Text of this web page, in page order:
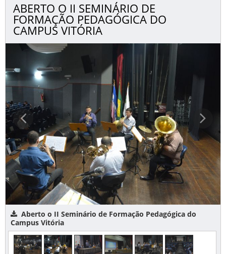
ABERTO O II SEMINÁRIO DE
FORMAÇÃO PEDAGÓGICA DO
CAMPUS VITÓRIA
Aberto o II Seminário de Formação Pedagógica do
Campus Vitória